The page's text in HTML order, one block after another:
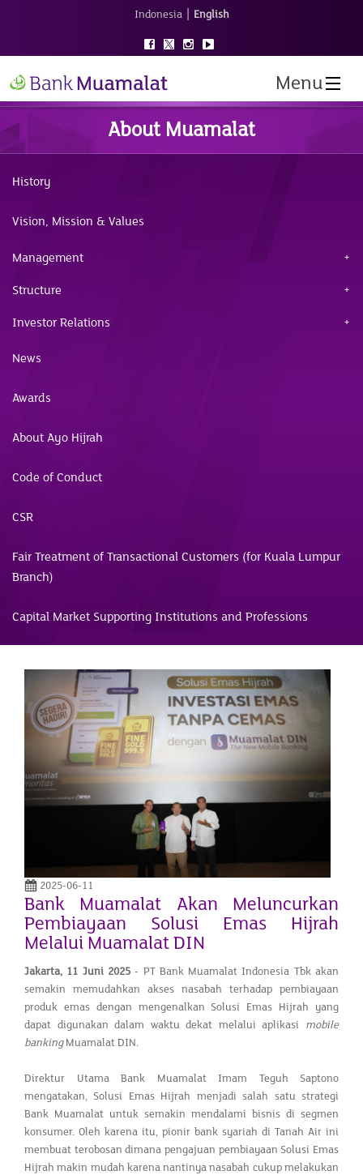
Indonesia | English
Menu
About Muamalat
History
Vision, Mission & Values
Management
Structure
Investor Relations
News
Awards
About Ayo Hijrah
Code of Conduct
CSR
Fair Treatment of Transactional Customers (for Kuala Lumpur
Branch)
Capital Market Supporting Institutions and Professions
2025-06-11
Bank Muamalat Akan Meluncurkan
Pembiayaan Solusi Emas Hijrah
Melalui Muamalat DIN
Jakarta, 11 Juni 2025- PT Bank Muamalat Indonesia Tbk akan
semakin memudahkan akses nasabah terhadap pembiayaan
produk emas dengan mengenalkan Solusi Emas Hijrah yang
dapat digunakan dalam waktu dekat melalui aplikasi mobile
bankingMuamalat DIN.
Direktur Utama Bank Muamalat Imam Teguh Saptono
mengatakan, Solusi Emas Hijrah menjadi salah satu strategi
Bank Muamalat untuk semakin mendalami bisnis di segmen
konsumer. Oleh karena itu, pionir bank syariah di Tanah Air ini
membuat terobosan dimana pengajuan pembiayaan Solusi Emas
Hijrah makin mudah karena nantinya nasabah cukup melakukan